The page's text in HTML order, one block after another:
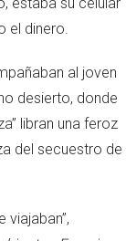
el dinero.
al joven
desierto, donde
libran una feroz
del secuestro de
viajaban”,